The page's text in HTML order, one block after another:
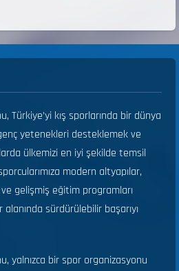
Türkiye’yi kış sporlarında bir dünya
yetenekleri desteklemek ve
ülkemizi en iyi şekilde temsil
modern altyapılar,
gelişmiş eğitim programları
alanında sürdürülebilir başarıyı
yalnızca bir spor organizasyonu